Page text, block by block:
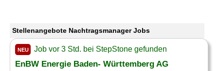
Stellenangebote Nachtragsmanager Jobs
NEU Job vor 3 Std. bei StepStone gefunden
EnBW Energie Baden- Württemberg AG